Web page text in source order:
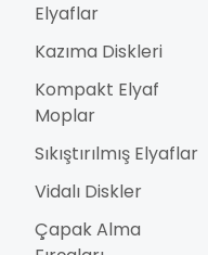
Elyaflar
Kazıma Diskleri
Kompakt Elyaf
Moplar
Sıkıştırılmış Elyaflar
Vidalı Diskler
Çapak Alma